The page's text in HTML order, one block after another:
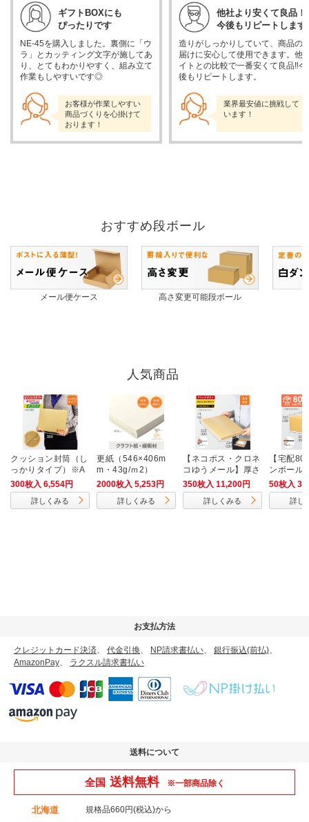
ギフトBOXにも
ぴったりです
NE-45を購入しました。裏側に「ウ
ラ」とカッティング文字が施してあ
り、とてもわかりやすく、組み立て
作業もしやすいです◎
お客様が作業しやすい
商品づくりを心掛けて
おります！
他社より安くて良品！
今後もリピートします
造りがしっかりしていて、商品の
届けに安心して使用できます。他
イトとの比較で一番安くて良品‼︎今
後もリピートします。
業界最安値に挑戦して
います！
おすすめ段ボール
メール便ケース 高さ変更可能段ボール
人気商品
クッション封筒（し
っかりタイプ）※A
4不可
300枚入 6,554円
詳しくみる
更紙（546×406m
m・43g/ｍ2）
2000枚入 5,253円
詳しくみる
【ネコポス・クロネ
コゆうメール】厚さ
2cm・ヤッコ型ケー
ス（A4サイズ）
350枚入 11,200円
詳しくみる
【宅配
ンボール
4）
50枚入
詳し
お支払方法
クレジットカード決済、 代金引換、 NP請求書払い、 銀行振込(前払)、
AmazonPay、 ラクスル請求書払い
送料について
全国 送料無料 ※一部商品除く
北海道 規格品660円(税込)から